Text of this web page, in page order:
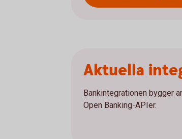
Aktuella
Bankintegrationen bygger
Open Banking-APIer.